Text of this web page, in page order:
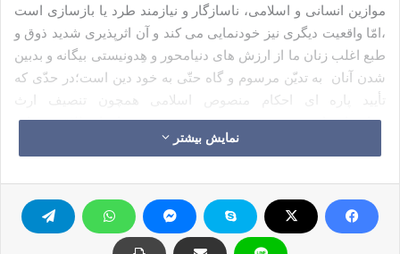
موازین انسانی و اسلامی، ناسازگار و نیازمند طرد یا بازسازی است
،امّا واقعیت دیگری نیز خودنمایی می کند و آن اثرپذیری شدید ذوق و
طبع اغلب زنان ما از ارزش های دنیامحور و هِدونیستی بیگانه و بدبین
شدن آنان به تدیّن مرسوم و گاه حتّی به خود دین است؛در حدّی که
تأیید پاره ای احکام منصوص اسلامی همچون تنصیف ارث
خواهر،اِشهاد دو زن ،چندهمسری،محرومیت نسوان از طلاق و موارد
مشابه، به ناحق، تضییع کرامت و حقوق زنان و حتی زن ستیزی
می گردد؛از این رو بنده همواره از باب مهار آن بدگمانی و به
منظورحفظ شرایط ترویج آموزه ها و ارزش های انسان ساز اسلام ،
پرداختن به شبهات این حوزه را تا فراهم گشتن شرایط ذهنی و عینی
نمایش بیشتر